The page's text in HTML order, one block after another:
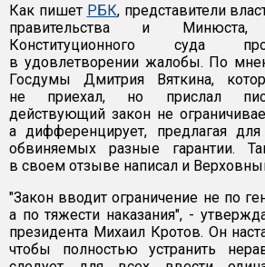
Как пишет РБК, представители
правительства и
Конституционного суда
в удовлетворении жалобы. По
Госдумы Дмитрия Вяткина,
не приехал, но прислал
действующий закон не
а дифференцирует, предлагая
обвиняемых разные гарантии.
в своем отзыве написал и
"Закон вводит ограничение не по
а по тяжести наказания", -
президента Михаил Кротов. Он
чтобы полностью устранить